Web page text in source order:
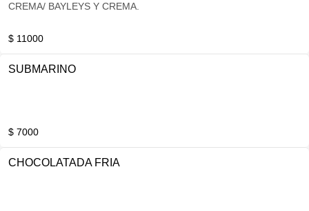
CREMA/ BAYLEYS Y CREMA.
$ 11000
SUBMARINO
$ 7000
CHOCOLATADA FRIA